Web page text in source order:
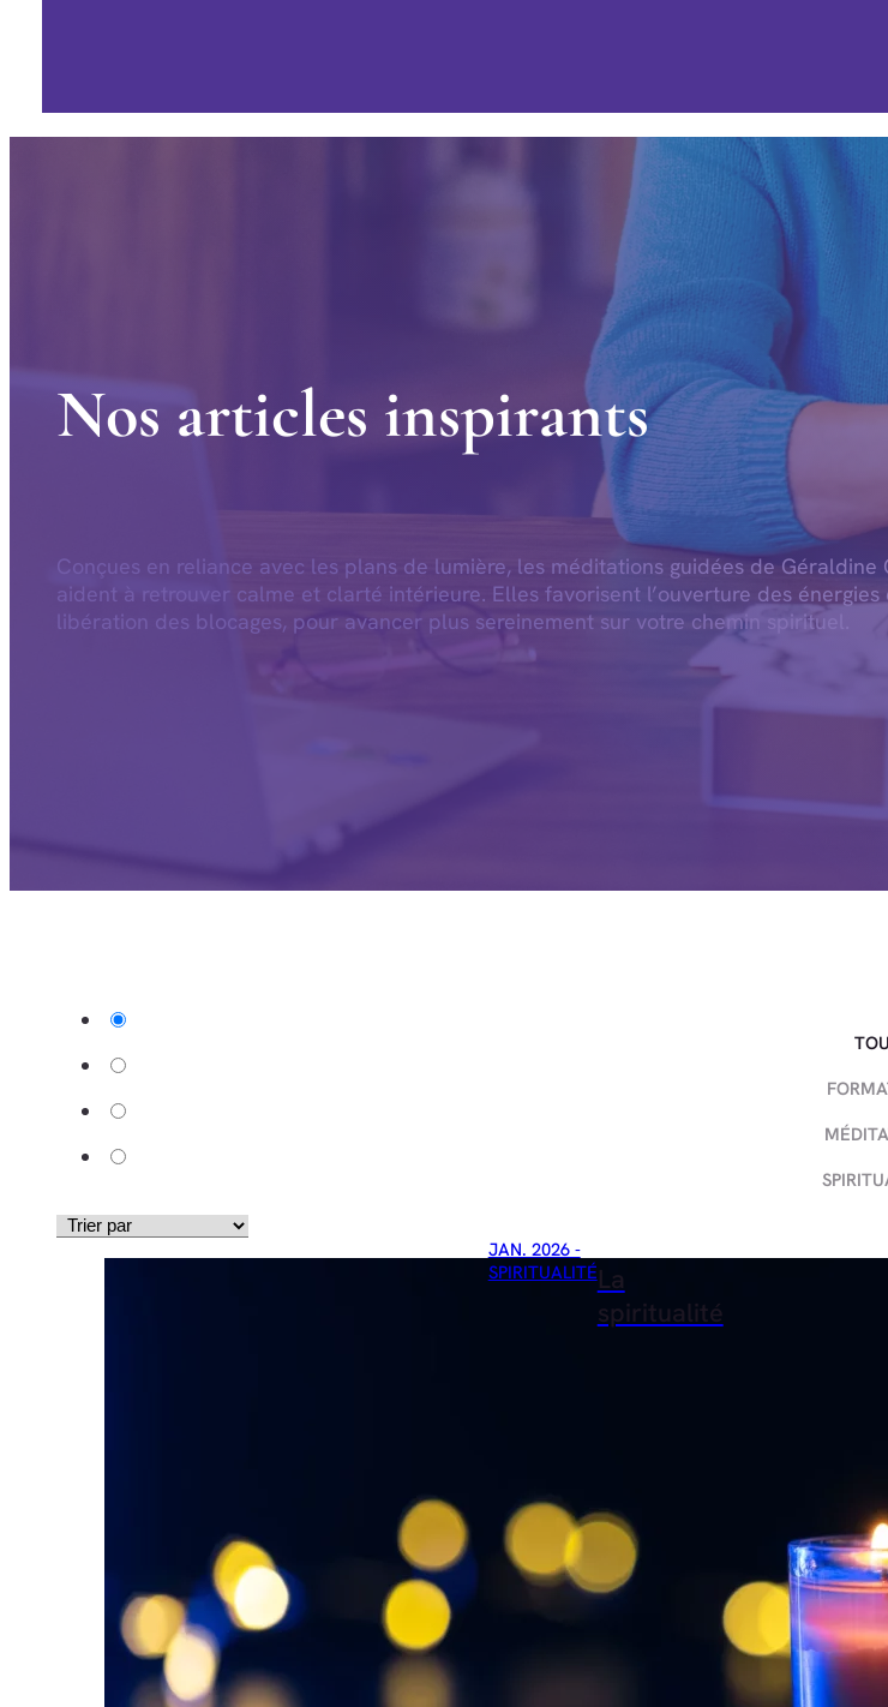
Nos articles inspirants
Conçues en reliance avec les plans de lumière, les méditations guidées de Géraldine
aident à retrouver calme et clarté intérieure. Elles favorisent l’ouverture des énergies
libération des blocages, pour avancer plus sereinement sur votre chemin spirituel.
JAN. 2026 -
SPIRITUALITÉLa
spiritualité